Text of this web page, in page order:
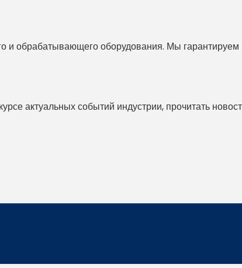
обрабатывающего оборудования. Мы гарантируем
актуальных событий индустрии, прочитать